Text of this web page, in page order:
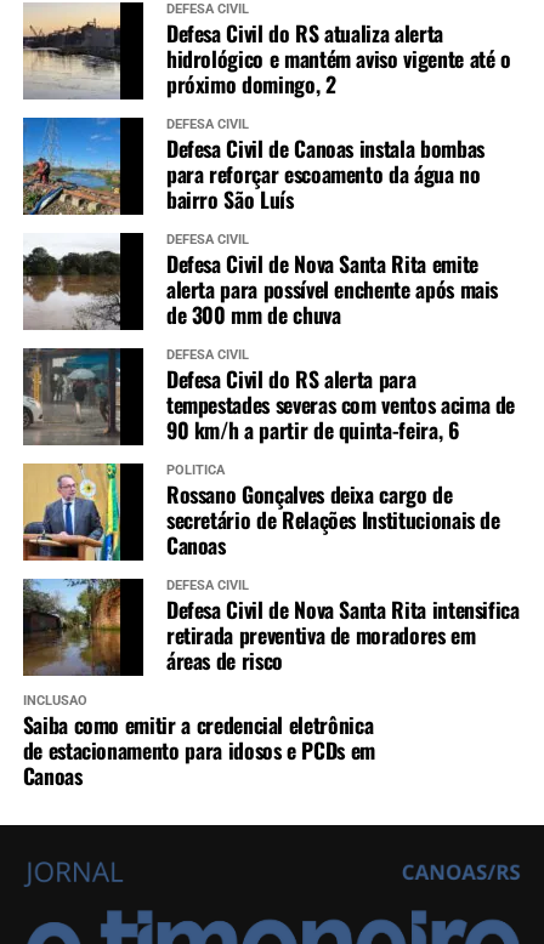
DEFESA CIVIL
Defesa Civil do RS atualiza alerta
hidrológico e mantém aviso vigente até o
próximo domingo, 2
DEFESA CIVIL
Defesa Civil de Canoas instala bombas
para reforçar escoamento da água no
bairro São Luís
DEFESA CIVIL
Defesa Civil de Nova Santa Rita emite
alerta para possível enchente após mais
de 300 mm de chuva
DEFESA CIVIL
Defesa Civil do RS alerta para
tempestades severas com ventos acima de
90 km/h a partir de quinta-feira, 6
POLÍTICA
Rossano Gonçalves deixa cargo de
secretário de Relações Institucionais de
Canoas
DEFESA CIVIL
Defesa Civil de Nova Santa Rita intensifica
retirada preventiva de moradores em
áreas de risco
INCLUSÃO
Saiba como emitir a credencial eletrônica
de estacionamento para idosos e PCDs em
Canoas